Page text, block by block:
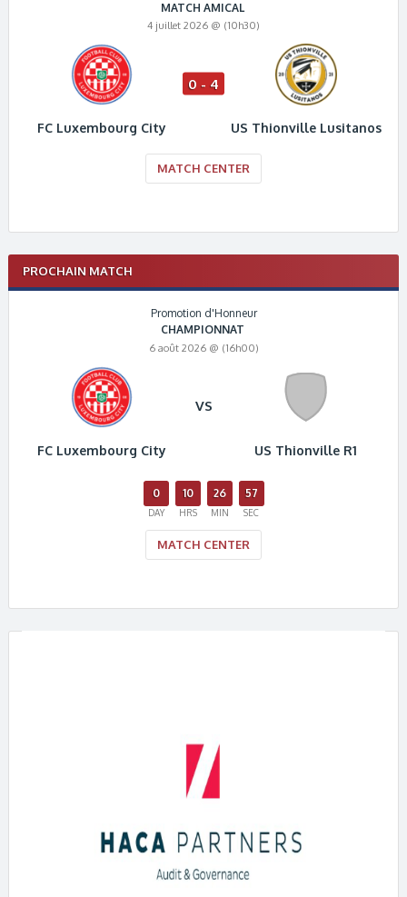
MATCH AMICAL
4 juillet 2026 @ (10h30)
FC Luxembourg City
0 - 4
US Thionville Lusitanos
MATCH CENTER
PROCHAIN MATCH
Promotion d'Honneur
CHAMPIONNAT
6 août 2026 @ (16h00)
FC Luxembourg City
VS
US Thionville R1
0
DAY
10
HRS
26
MIN
56
SEC
MATCH CENTER